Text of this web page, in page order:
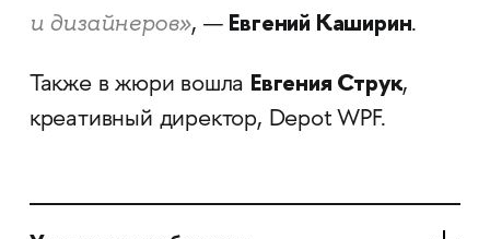
и дизайнеров», — Евгений Каширин.
Также в жюри вошла Евгения Струк,
креативный директор, Depot WPF.